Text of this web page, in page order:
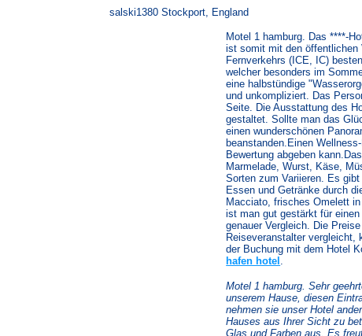
salski1380 Stockport, England
Motel 1 hamburg. Das ****-
ist somit mit den öffentlichen
Fernverkehrs (ICE, IC)
welcher besonders im
eine halbstündige
und unkompliziert. Das
Seite. Die Ausstattung des
gestaltet. Sollte man das
einen wunderschönen
beanstanden.Einen
Bewertung abgeben
Marmelade, Wurst, Käse,
Sorten zum Variieren. Es
Essen und Getränke durch
Macciato, frisches Omelett
ist man gut gestärkt für
genauer Vergleich. Die
Reiseveranstalter vergleicht,
der Buchung mit dem Hotel
hafen hotel .
Motel 1 hamburg. Sehr
unserem Hause, diesen
nehmen sie unser Hotel
Hauses aus Ihrer Sicht zu
Glas und Farben aus. Es